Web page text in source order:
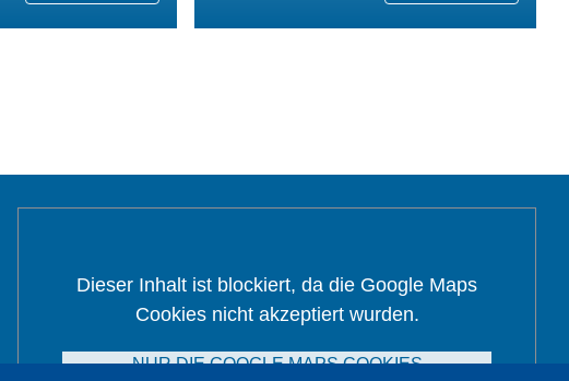
Dieser Inhalt ist blockiert, da die Google Maps
Cookies nicht akzeptiert wurden.
NUR DIE GOOGLE MAPS COOKIES